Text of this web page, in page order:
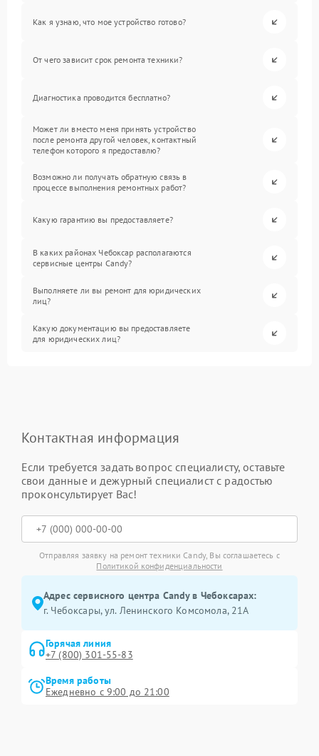
Как я узнаю, что мое устройство готово?
От чего зависит срок ремонта техники?
Диагностика проводится бесплатно?
Может ли вместо меня принять устройство
после ремонта другой человек, контактный
телефон которого я предоставлю?
Возможно ли получать обратную связь в
процессе выполнения ремонтных работ?
Какую гарантию вы предоставляете?
В каких районах Чебоксар располагаются
сервисные центры Candy?
Выполняете ли вы ремонт для юридических
лиц?
Какую документацию вы предоставляете
для юридических лиц?
Контактная информация
Если требуется задать вопрос специалисту, оставьте
свои данные и дежурный специалист с радостью
проконсультирует Вас!
Отправляя заявку на ремонт техники Candy, Вы соглашаетесь с
Политикой конфиденциальности
Адрес сервисного центра Candy в Чебоксарах:
г. Чебоксары, ул. Ленинского Комсомола, 21А
Горячая линия
+7 (800) 301-55-83
Время работы
Ежедневно с 9:00 до 21:00